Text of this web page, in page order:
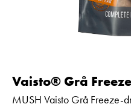
Vaisto® Grå
MUSH Vaisto Grå Freeze-